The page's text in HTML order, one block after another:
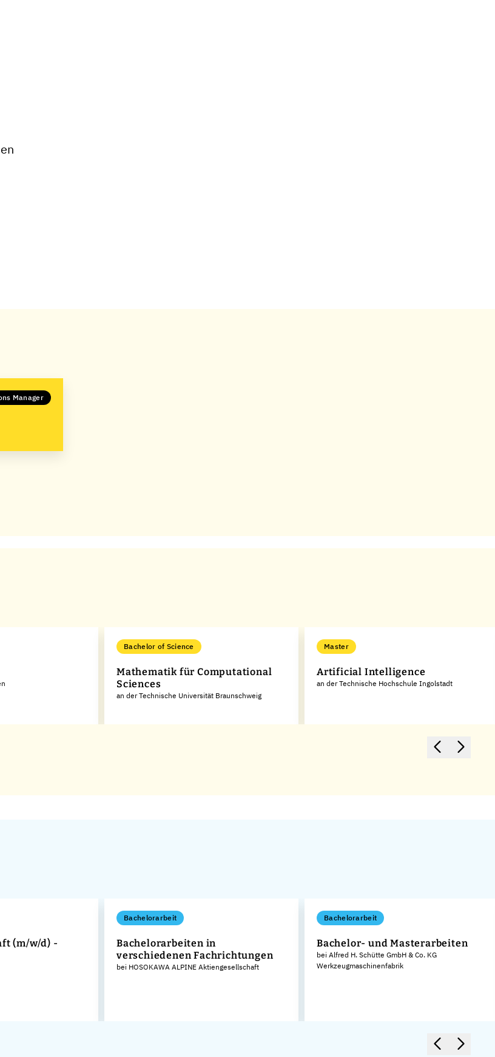
Manager
Bachelor of Science
Mathematik für Computational
Sciences
an der Technische Universität Braunschweig
Master
Artificial Intelligence
an der Technische Hochschule Ingolstadt
(m/w/d) -
Bachelorarbeit
Bachelorarbeiten in
verschiedenen Fachrichtungen
bei HOSOKAWA ALPINE Aktiengesellschaft
Bachelorarbeit
Bachelor- und Masterarbeiten
bei Alfred H. Schütte GmbH & Co. KG
Werkzeugmaschinenfabrik